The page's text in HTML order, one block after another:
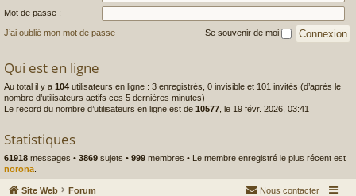
Mot de passe :
J’ai oublié mon mot de passe Se souvenir de moi
Qui est en ligne
Au total il y a 104 utilisateurs en ligne : 3 enregistrés, 0 invisible et 101 invités (d’après le
nombre d’utilisateurs actifs ces 5 dernières minutes)
Le record du nombre d’utilisateurs en ligne est de 10577 , le 19 févr. 2026, 03:41
Statistiques
61918 messages • 3869 sujets • 999 membres • Le membre enregistré le plus récent est
norona
Site Web Forum Nous contacter